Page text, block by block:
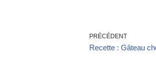
PRÉCÉDENT
Recette : Gâteau